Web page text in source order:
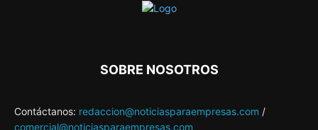
SOBRE NOSOTROS
Contáctanos: redaccion@noticiasparaempresas.com /
comercial@noticiasparaempresas.com